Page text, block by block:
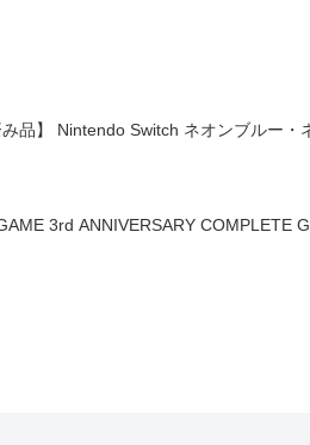
み品】 Nintendo Switch ネオンブルー
3rd ANNIVERSARY COMPLETE